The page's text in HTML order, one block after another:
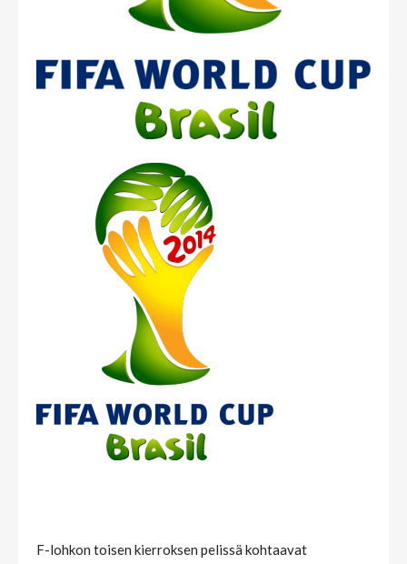
F-lohkon toisen kierroksen pelissä kohtaavat